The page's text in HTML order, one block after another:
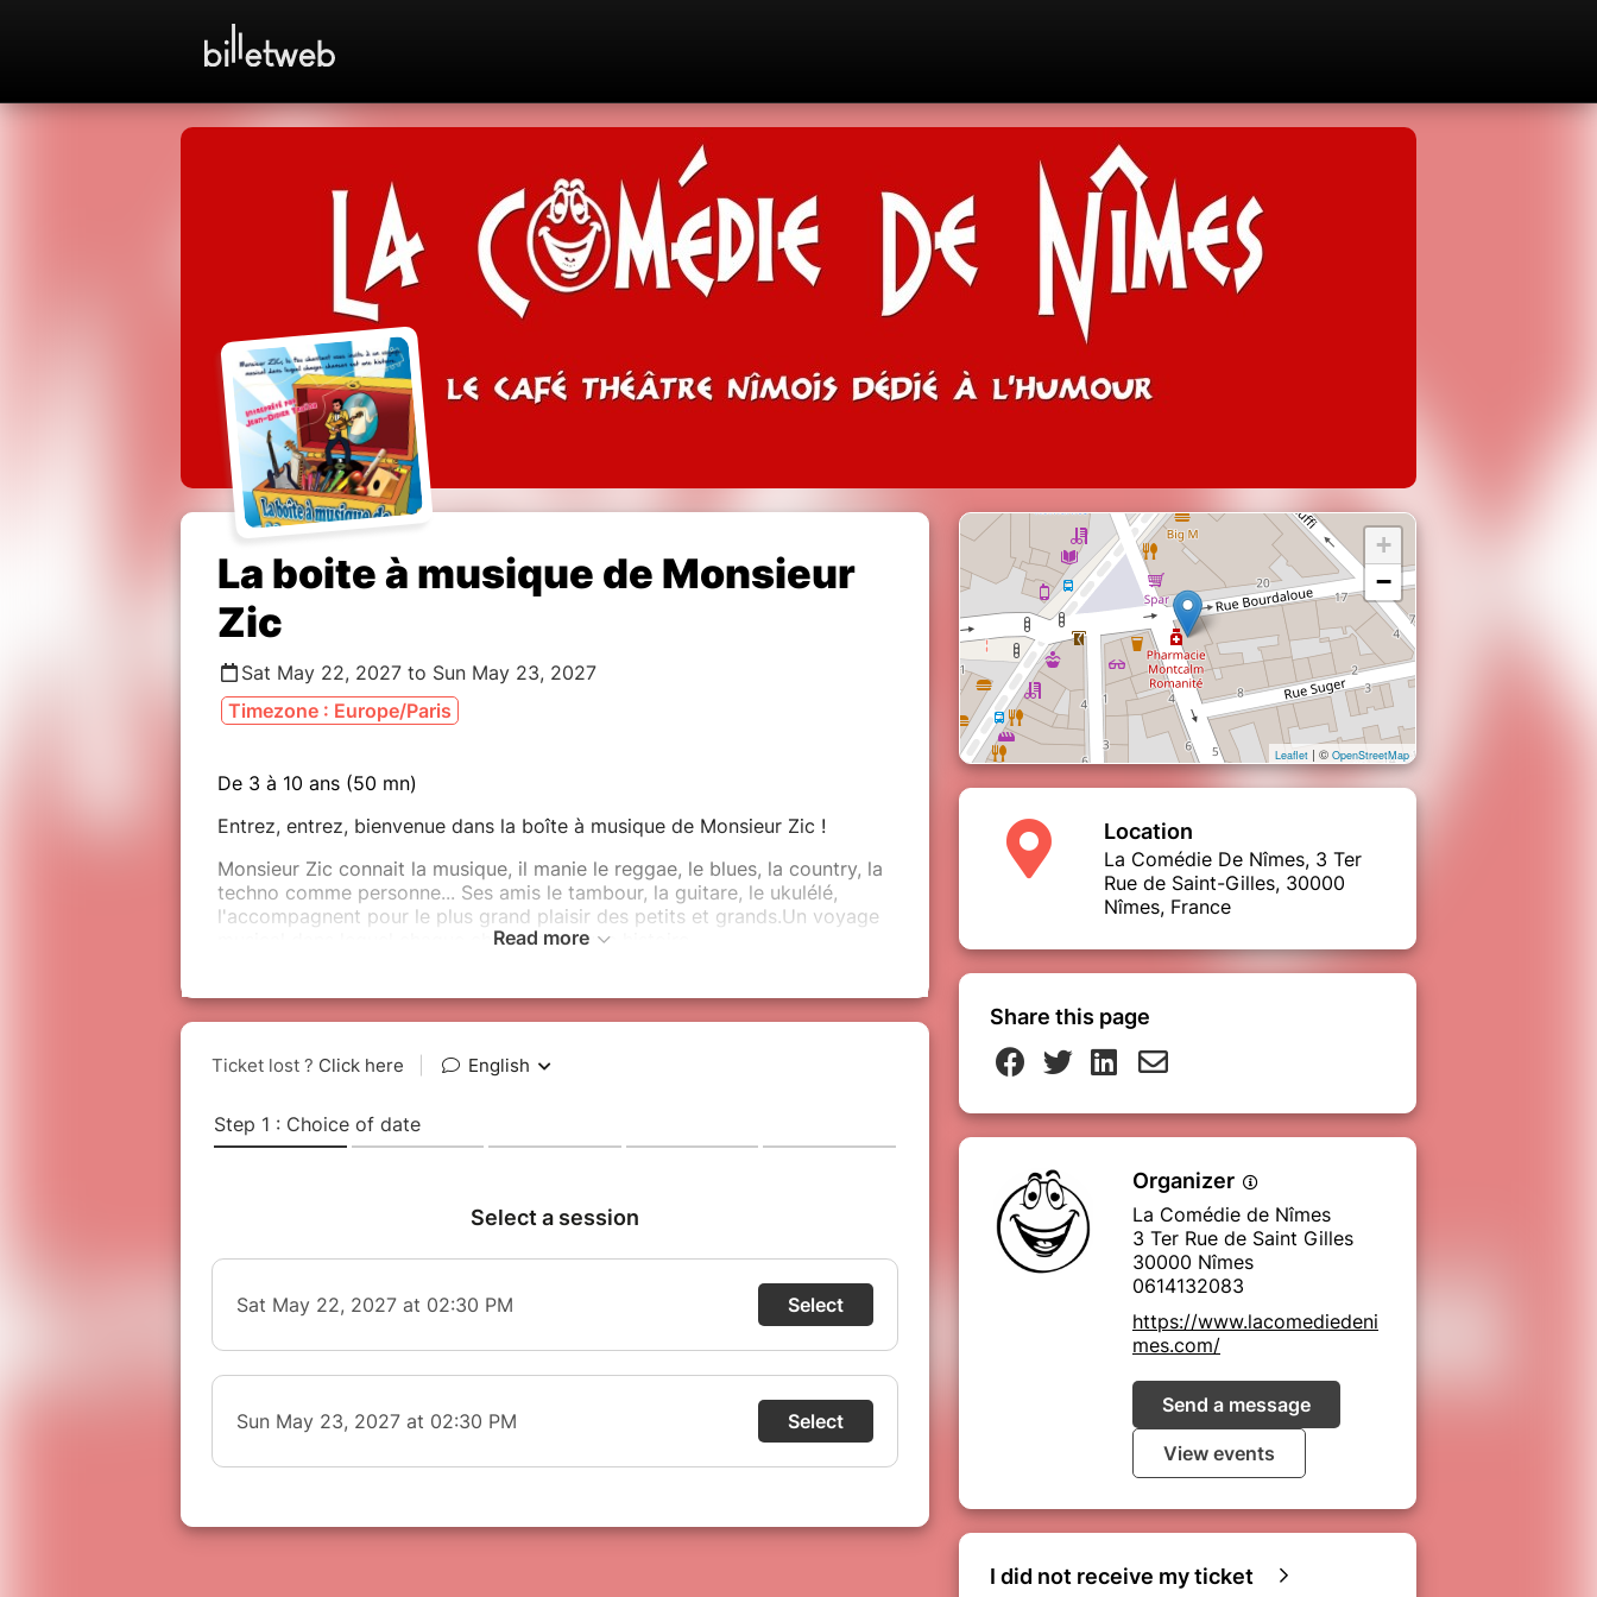
La boite à musique de Monsieur
Zic
Sat May 22, 2027 to Sun May 23, 2027
Timezone : Europe/Paris
De 3 à 10 ans (50 mn)
Entrez, entrez, bienvenue dans la boîte à musique de Monsieur Zic !
Monsieur Zic connait la musique, il manie le reggae, le blues, la country, la
techno comme personne... Ses amis le tambour, la guitare, le ukulélé,
l'accompagnent pour le plus grand plaisir des petits et grands.Un voyage
musical dans lequel chaque chanson est une histoire....
Bébé de moins d'1 an
Le bruit pendant un spectacle (applaudissements, musiques, etc) étant trop
l'entrée pour les enfants de moins d'1 an.
sont disponibles en temps réel.En cas de non réception de votre billet,
attention à ne pas confondre l'identification auprès de votre banque et la
confirmation d'achat. Le SMS de votre banque autorise la tentative de
Read more
+
−
Leaflet | © OpenStreetMap
Location
La Comédie De Nîmes, 3 Ter
Rue de Saint-Gilles, 30000
Nîmes, France
Share this page
Organizer
La Comédie de Nîmes
3 Ter Rue de Saint Gilles
30000 Nîmes
0614132083
https://www.lacomediedeni
mes.com/
Send a message
View events
I did not receive my ticket